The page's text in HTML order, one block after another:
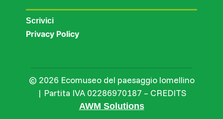
Scrivici
Privacy Policy
© 2026 Ecomuseo del paesaggio lomellino
| Partita IVA 02286970187 – CREDITS
AWM Solutions